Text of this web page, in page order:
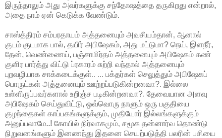
இருந்தாலும் அது அவர்களுக்கு சந்தோஷத்தை தருகிறது என்றால்,
அதை நாம் ஏன் கெடுக்க வேண்டும்.
சாஸ்த்திரம் சம்பரதாயம் அத்தனையும் அவசியம்தான், ஆனால்
குடம் குடமாக பால், தயிர் அபிஷேகம், அது மட்டுமா? நெய், இளநீர்,
தேன், வெண்ணைய், பஞ்சாமிர்தம் அத்தனையும் அபிஷேகம் கண்
குளிர பார்த்து விட்டு ப்ரகாரம் சுற்றி வந்தால் அத்தனையும்
புறவழியாக சாக்கடைக்குள்.. ... பக்தர்கள் செலுத்தும் அபிஷேகப்
பொருட்கள் அத்தனையும் ஊற்றப்படுகின்றனவா?. இல்லை
உள்ளிருப்பவர்களால் உறிஞ்ச படிகின்றனவா?. தேவையான அளவு
அபிஷேகம் செய்துவிட்டு, ஒவ்வொரு நாளும் ஒரு பகுதியை
குழந்தைகள் காப்பகங்களுக்கும், முதியோர் இல்லங்களுக்கும்
அனுப்பலாமே..! கோயில் நிர்வாகமும், சமூக தன்னார்வ தொண்டு
நிறுவனங்களும் இனணந்து இதனை செயற்படுத்தி பலரின் பசியை